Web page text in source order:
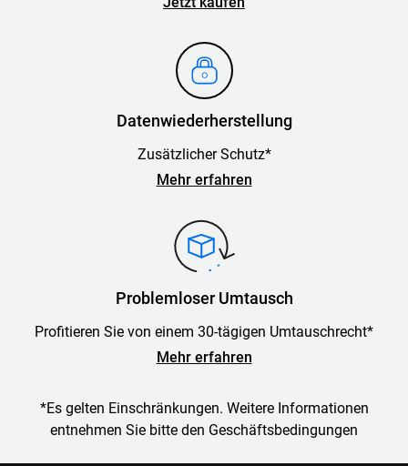
Datenwiederherstellung
Zusätzlicher Schutz*
Mehr erfahren
Problemloser Umtausch
Profitieren Sie von einem 30-tägigen Umtauschrecht*
Mehr erfahren
*Es gelten Einschränkungen. Weitere Informationen
entnehmen Sie bitte den Geschäftsbedingungen